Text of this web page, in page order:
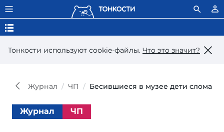
Тонкости используют сookie-файлы. Что это значит?
Журнал ЧП Бесившиеся в музее дети
Журнал ЧП